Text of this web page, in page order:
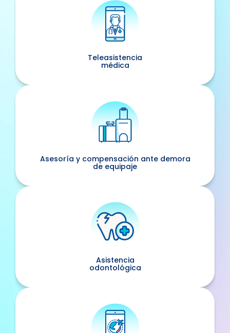
Teleasistencia
médica
Asesoría y compensación ante demora
de equipaje
Asistencia
odontológica